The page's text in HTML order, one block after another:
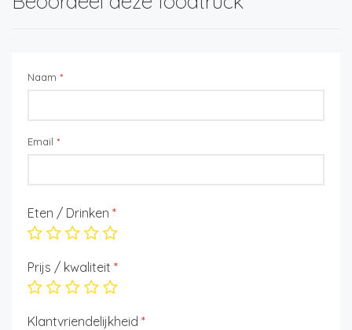
Naam *
Email *
Eten / Drinken *
Prijs / kwaliteit *
Klantvriendelijkheid *